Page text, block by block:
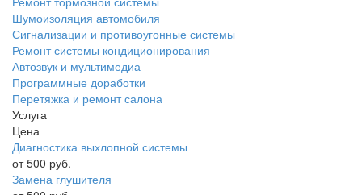
Шумоизоляция автомобиля
Сигнализации и противоугонные системы
Ремонт системы кондиционирования
Автозвук и мультимедиа
Программные доработки
Перетяжка и ремонт салона
Услуга
Цена
Диагностика выхлопной системы
от 500 руб.
Замена глушителя